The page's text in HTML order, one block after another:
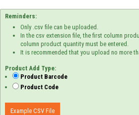
Reminders:
Only .csv file can be uploaded.
In the csv extension file, the first column
column product quantity must be entered.
It is recommended that you upload no more
Product Add Type:
Product Barcode
Product Code
Example CSV File